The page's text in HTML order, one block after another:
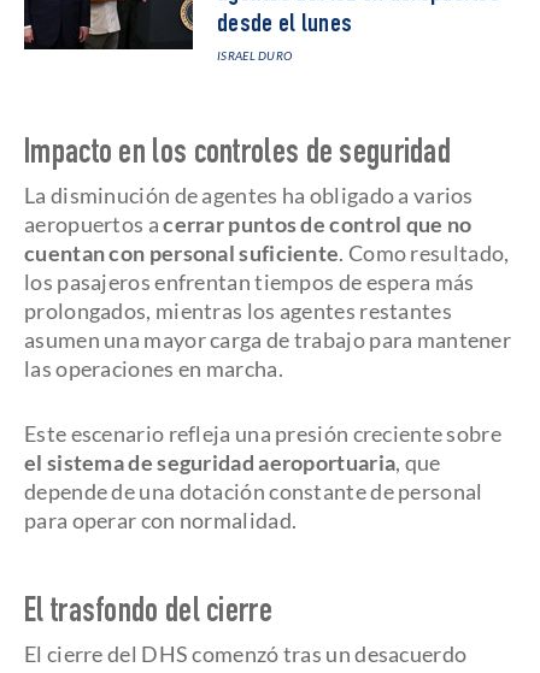
desde el lunes
ISRAEL DURO
Impacto en los controles de seguridad
La disminución de agentes ha obligado a varios
aeropuertos acerrar puntos de control que no
cuentan con personal suficiente. Como resultado,
los pasajeros enfrentan tiempos de espera más
prolongados, mientras los agentes restantes
asumen una mayor carga de trabajo para mantener
las operaciones en marcha.
Este escenario refleja una presión creciente sobre
el sistema de seguridad aeroportuaria, que
depende de una dotación constante de personal
para operar con normalidad.
El trasfondo del cierre
El cierre del DHS comenzó tras un desacuerdo